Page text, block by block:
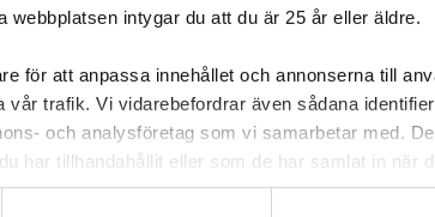
webbplatsen intygar du att du är 25 år eller äldre.
för att anpassa innehållet och annonserna till
vår trafik. Vi vidarebefordrar även sådana
och analysföretag som vi samarbetar med.
har tillhandahållit eller som de har samlat in när
Turkisk köfte
En längtan till Turkisk mat